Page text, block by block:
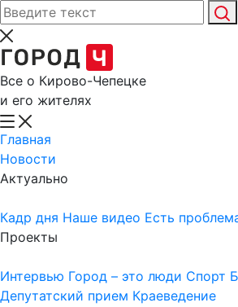
Все о Кирово-Чепецке
и его жителях
Главная
Новости
Актуально
Кадр дня Наше видео Есть
Проекты
Интервью Город – это люди Спорт
Депутатский прием Краеведение